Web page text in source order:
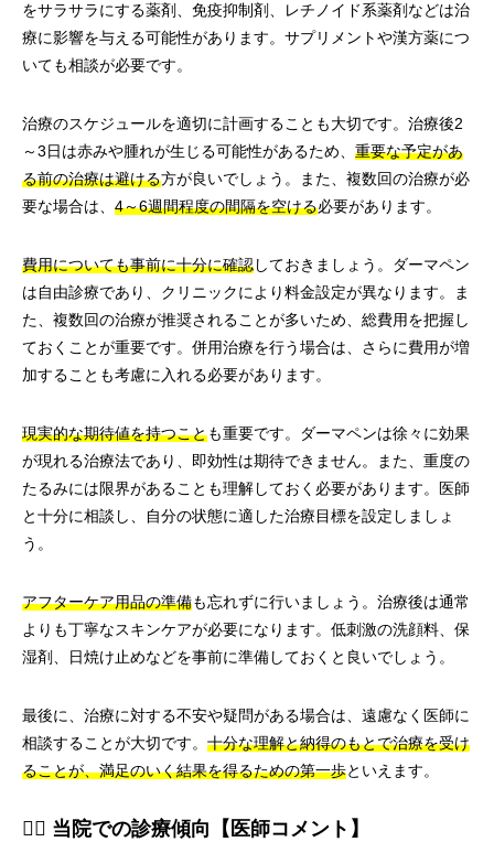
をサラサラにする薬剤、免疫抑制剤、レチノイド系薬剤などは治
療に影響を与える可能性があります。サプリメントや漢方薬につ
いても相談が必要です。
治療のスケジュールを適切に計画することも大切です。治療後2
～3日は赤みや腫れが生じる可能性があるため、 重要な予定があ
る前の治療は避ける方が良いでしょう。また、複数回の治療が必
要な場合は、 4～6週間程度の間隔を空ける必要があります。
費用についても事前に十分に確認しておきましょう。ダーマペン
は自由診療であり、クリニックにより料金設定が異なります。ま
た、複数回の治療が推奨されることが多いため、総費用を把握し
ておくことが重要です。併用治療を行う場合は、さらに費用が増
加することも考慮に入れる必要があります。
現実的な期待値を持つことも重要です。ダーマペンは徐々に効果
が現れる治療法であり、即効性は期待できません。また、重度の
たるみには限界があることも理解しておく必要があります。医師
と十分に相談し、自分の状態に適した治療目標を設定しましょ
う。
アフターケア用品の準備も忘れずに行いましょう。治療後は通常
よりも丁寧なスキンケアが必要になります。低刺激の洗顔料、保
湿剤、日焼け止めなどを事前に準備しておくと良いでしょう。
最後に、治療に対する不安や疑問がある場合は、遠慮なく医師に
相談することが大切です。 十分な理解と納得のもとで治療を受け
ることが、満足のいく結果を得るための第一歩といえます。
👨‍⚕️ 当院での診療傾向【医師コメント】